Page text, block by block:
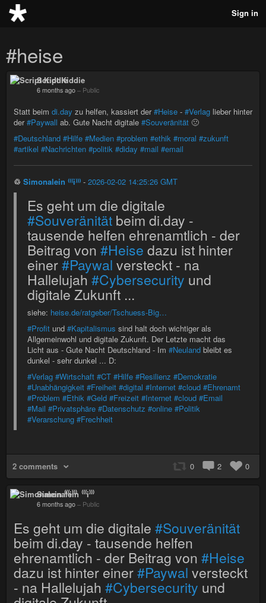
Sign in
#heise
Script Kiddie
6 months ago – Public
Statt beim di.day zu helfen, kassiert der#Heise - #Verlag lieber hinter
der#Paywall ab. Gute Nacht digitale #Souveränität 🙁
#Deutschland #Hilfe #Medien #problem #ethik #moral #zukunft
#artikel #Nachrichten #politik #diday #mail #email
♲ Simonalein ⁽⁽⁽i⁾⁾⁾ - 2026-02-02 14:25:26 GMT
Es geht um die digitale
#Souveränität beim di.day -
tausende helfen ehrenamtlich - der
Beitrag von #Heise dazu ist hinter
einer#Paywal versteckt - na
Hallelujah#Cybersecurity und
digitale Zukunft ...
siehe: heise.de/ratgeber/Tschuess-Big…
#Profit und #Kapitalismus sind halt doch wichtiger als
Allgemeinwohl und digitale Zukunft. Der Letzte macht das
Licht aus - Gute Nacht Deutschland - Im #Neuland bleibt es
dunkel - sehr dunkel ... D:
#Verlag #Wirtschaft #CT #Hilfe #Resilienz #Demokratie
#Unabhängigkeit #Freiheit #digital #Internet #cloud #Ehrenamt
#Problem #Ethik #Geld #Freizeit #Internet #cloud #Email
#Mail #Privatsphäre #Datenschutz #online #Politik
#Verarschung #Frechheit
2 comments 0 2 0
Simonalein ⁽⁽⁽i⁾⁾⁾
6 months ago – Public
Es geht um die digitale #Souveränität
beim di.day - tausende helfen
ehrenamtlich - der Beitrag von #Heise
dazu ist hinter einer#Paywal versteckt
- na Hallelujah #Cybersecurity und